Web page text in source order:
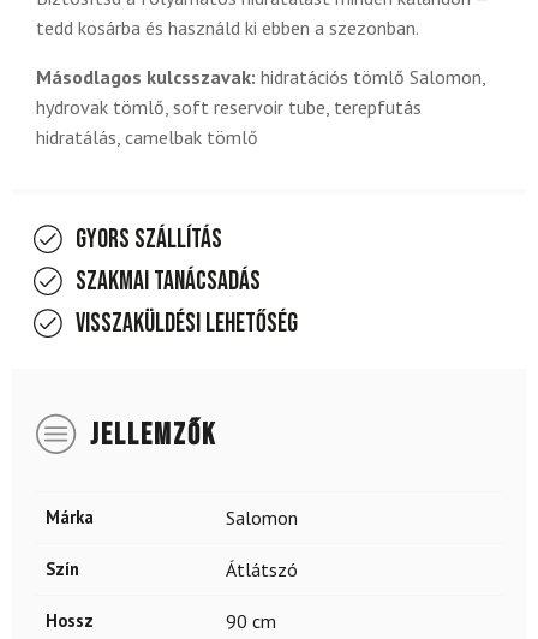
tedd kosárba és használd ki ebben a szezonban.
Másodlagos kulcsszavak: hidratációs tömlő Salomon,
hydrovak tömlő, soft reservoir tube, terepfutás
hidratálás, camelbak tömlő
Gyors szállítás
Szakmai tanácsadás
Visszaküldési lehetőség
JELLEMZŐK
Márka Salomon
Szín Átlátszó
Hossz 90 cm